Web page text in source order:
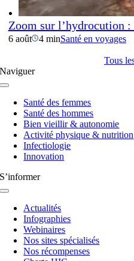
Zoom sur l’hydrocution
6 août 4 minSanté en voyages
Tous
Naviguer
Navigation
basculeSanté des femmes
Santé des hommes
Bien vieillir & autonomie
Activité physique & nutrition
Infectiologie
Innovation
S’informer
Navigation
basculeActualités
Infographies
Webinaires
Nos sites spécialisés
Nos récompenses